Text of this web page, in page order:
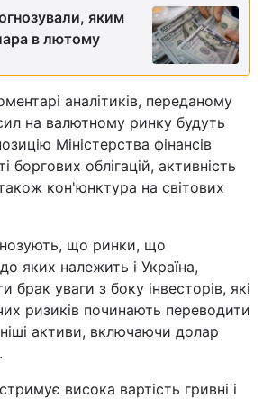
яким
в лютому
аналітиків, переданому
на валютному ринку будуть
Міністерства фінансів
боргових облігацій, активність
кон'юнктура на світових
що ринки, що
яких належить і Україна,
брак уваги з боку інвесторів, які
ризиків починають переводити
активи, включаючи долар
висока вартість гривні і